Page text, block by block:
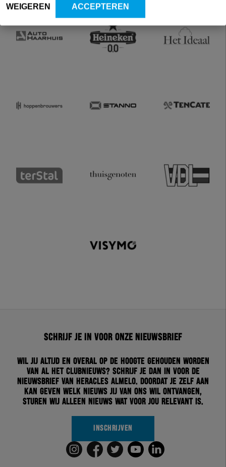
WEIGEREN ACCEPTEREN
Schrijf je in voor onze nieuwsbrief
Wil jij altijd en overal op de hoogte gehouden worden
van al het clubnieuws? Schrijf je dan in voor de
nieuwsbrief van Heracles Almelo. Doordat je zelf aan
kan geven welk nieuws jij van ons wil ontvangen,
sturen wij alleen nieuws wat voor jou relevant is.
INSCHRIJVEN